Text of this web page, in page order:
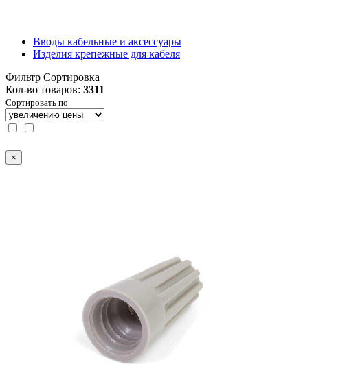
Вводы кабельные и аксессуары
Изделия крепежные для кабеля
Фильтр Сортировка
Кол-во товаров: 3311
Сортировать по
×